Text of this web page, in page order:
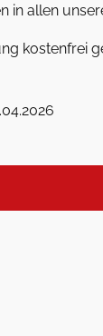
in allen
kostenfrei